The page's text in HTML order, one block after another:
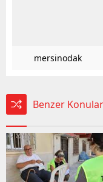
mersinodak
Benzer Konular